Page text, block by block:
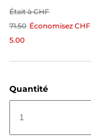
Était àCHF
71.50 Économisez CHF
5.00
Quantité
1